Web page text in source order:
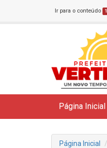
Ir para o conteúdo 1
Página Inicial
Página Inicial